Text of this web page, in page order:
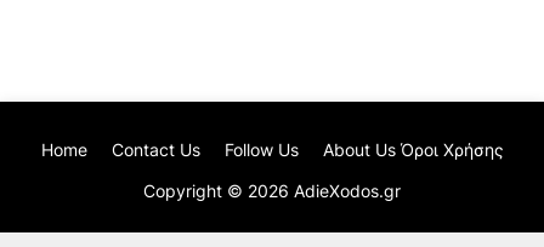
Copyright © 2026 AdieXodos.gr
Home Contact Us Follow Us About Us Όροι Χρήσης